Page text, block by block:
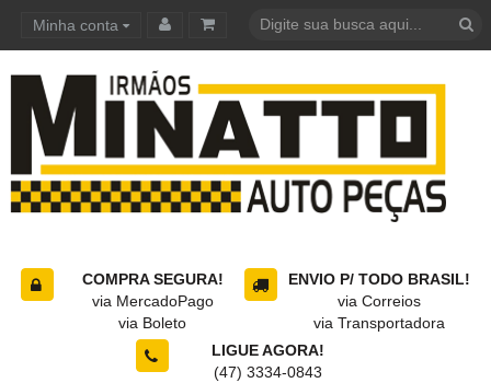
Minha conta
COMPRA SEGURA!
via MercadoPago
via Boleto
ENVIO P/ TODO BRASIL!
via Correios
via Transportadora
LIGUE AGORA!
(47) 3334-0843